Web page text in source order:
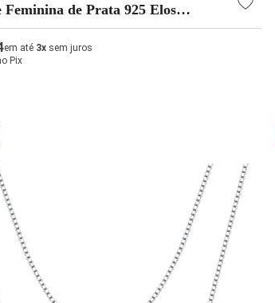
Feminina de Prata 925 Elos
45cm
em até 3xsem juros
Pix